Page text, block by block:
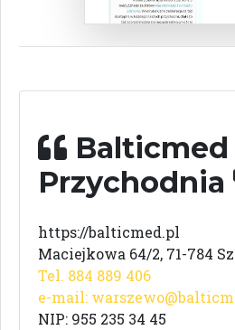
Balticmed
Przychodnia
https://balticmed.pl
Maciejkowa 64/2, 71-784
Tel. 884 889 406
e-mail:
NIP: 955 235 34 45